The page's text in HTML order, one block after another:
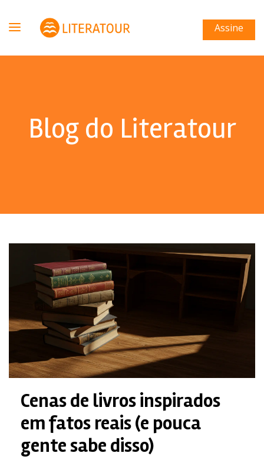
Assine
Blog do Literatour
Cenas de livros inspirados
em fatos reais (e pouca
gente sabe disso)